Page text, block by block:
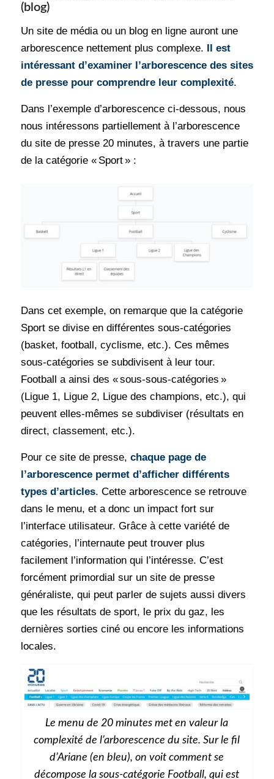
(blog)
Un site de média ou un blog en ligne auront une
arborescence nettement plus complexe.
Il est
intéressant d’examiner l’arborescence des sites
de presse pour comprendre leur complexité.
Dans l’exemple d’arborescence ci-dessous, nous
nous intéressons partiellement à l’arborescence
du site de presse 20 minutes, à travers une partie
de la catégorie « Sport » :
Dans cet exemple, on remarque que la catégorie
Sport se divise en différentes sous-catégories
(basket, football, cyclisme, etc.). Ces mêmes
sous-catégories se subdivisent à leur tour.
Football a ainsi des « sous-sous-catégories »
(Ligue 1, Ligue 2, Ligue des champions, etc.), qui
peuvent elles-mêmes se subdiviser (résultats en
direct, classement, etc.).
Pour ce site de presse, chaque page de
l’arborescence permet d’afficher différents
types d’articles. Cette arborescence se retrouve
dans le menu, et a donc un impact fort sur
l’interface utilisateur. Grâce à cette variété de
catégories, l’internaute peut trouver plus
facilement l’information qui l’intéresse. C’est
forcément primordial sur un site de presse
généraliste, qui peut parler de sujets aussi divers
que les résultats de sport, le prix du gaz, les
dernières sorties ciné ou encore les informations
locales.
Le menu de 20 minutes met en valeur la
complexité de l’arborescence du site. Sur le fil
d’Ariane (en bleu), on voit comment se
décompose la sous-catégorie Football, qui est